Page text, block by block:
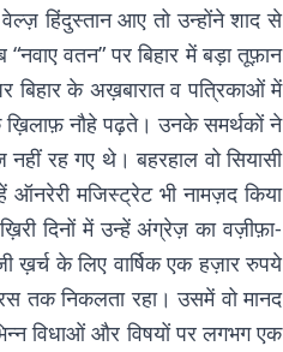
हिंदुस्तान आए तो उन्होंने शाद से
वतन” पर बिहार में बड़ा तूफ़ान
बिहार के अख़बारात व पत्रिकाओं में
नौहे पढ़ते। उनके समर्थकों ने
रह गए थे। बहरहाल वो सियासी
मजिस्ट्रेट भी नामज़द किया
दिनों में उन्हें अंग्रेज़ का वज़ीफ़ा-
के लिए वार्षिक एक हज़ार रुपये
तक निकलता रहा। उसमें वो मानद
विधाओं और विषयों पर लगभग एक